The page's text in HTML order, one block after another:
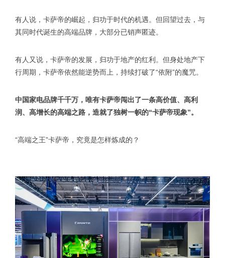
有人说，卡萨帝的崛起，归功于时代的机遇。但回望过去，与
其同时代诞生的高端品牌，大部分已销声匿迹。
有人又说，卡萨帝的发展，归功于地产的红利。但身处地产下
行周期，卡萨帝依然能逆势而上，持续打破了“依附”的魔咒。
中国家电品牌千千万，唯有卡萨帝闯出了一条高价值、高利
润、高增长的高端之路，造就了独树一帜的“卡萨帝现象”。
“高端之王”卡萨帝，究竟是怎样炼成的？